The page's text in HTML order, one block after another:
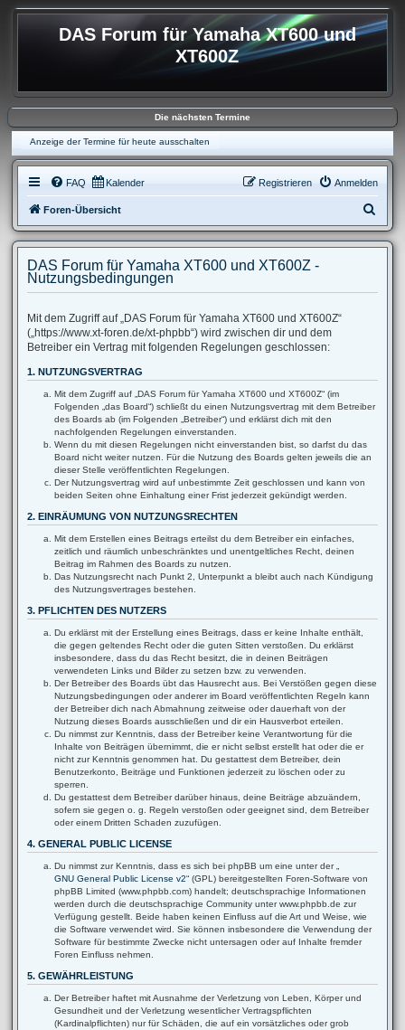
DAS Forum für Yamaha XT600 und
XT600Z
Die nächsten Termine
Anzeige der Termine für heute ausschalten
FAQ Kalender Anmelden
Registrieren
Foren-Übersicht
u
e
DAS Forum für Yamaha XT600 und XT600Z -
Nutzungsbedingungen
Mit dem Zugriff auf „DAS Forum für Yamaha XT600 und XT600Z“
(„https://www.xt-foren.de/xt-phpbb“) wird zwischen dir und dem
Betreiber ein Vertrag mit folgenden Regelungen geschlossen:
1. NUTZUNGSVERTRAG
Mit dem Zugriff auf „DAS Forum für Yamaha XT600 und XT600Z“ (im
Folgenden „das Board“) schließt du einen Nutzungsvertrag mit dem Betreiber
des Boards ab (im Folgenden „Betreiber“) und erklärst dich mit den
nachfolgenden Regelungen einverstanden.
Wenn du mit diesen Regelungen nicht einverstanden bist, so darfst du das
Board nicht weiter nutzen. Für die Nutzung des Boards gelten jeweils die an
dieser Stelle veröffentlichten Regelungen.
Der Nutzungsvertrag wird auf unbestimmte Zeit geschlossen und kann von
beiden Seiten ohne Einhaltung einer Frist jederzeit gekündigt werden.
2. EINRÄUMUNG VON NUTZUNGSRECHTEN
Mit dem Erstellen eines Beitrags erteilst du dem Betreiber ein einfaches,
zeitlich und räumlich unbeschränktes und unentgeltliches Recht, deinen
Beitrag im Rahmen des Boards zu nutzen.
Das Nutzungsrecht nach Punkt 2, Unterpunkt a bleibt auch nach Kündigung
des Nutzungsvertrages bestehen.
3. PFLICHTEN DES NUTZERS
Du erklärst mit der Erstellung eines Beitrags, dass er keine Inhalte enthält,
die gegen geltendes Recht oder die guten Sitten verstoßen. Du erklärst
insbesondere, dass du das Recht besitzt, die in deinen Beiträgen
verwendeten Links und Bilder zu setzen bzw. zu verwenden.
Der Betreiber des Boards übt das Hausrecht aus. Bei Verstößen gegen diese
Nutzungsbedingungen oder anderer im Board veröffentlichten Regeln kann
der Betreiber dich nach Abmahnung zeitweise oder dauerhaft von der
Nutzung dieses Boards ausschließen und dir ein Hausverbot erteilen.
Du nimmst zur Kenntnis, dass der Betreiber keine Verantwortung für die
Inhalte von Beiträgen übernimmt, die er nicht selbst erstellt hat oder die er
nicht zur Kenntnis genommen hat. Du gestattest dem Betreiber, dein
Benutzerkonto, Beiträge und Funktionen jederzeit zu löschen oder zu
sperren.
Du gestattest dem Betreiber darüber hinaus, deine Beiträge abzuändern,
sofern sie gegen o. g. Regeln verstoßen oder geeignet sind, dem Betreiber
oder einem Dritten Schaden zuzufügen.
4. GENERAL PUBLIC LICENSE
Du nimmst zur Kenntnis, dass es sich bei phpBB um eine unter der „
GNU General Public License v2“ (GPL) bereitgestellten Foren-Software von
phpBB Limited (www.phpbb.com) handelt; deutschsprachige Informationen
werden durch die deutschsprachige Community unter www.phpbb.de zur
Verfügung gestellt. Beide haben keinen Einfluss auf die Art und Weise, wie
die Software verwendet wird. Sie können insbesondere die Verwendung der
Software für bestimmte Zwecke nicht untersagen oder auf Inhalte fremder
Foren Einfluss nehmen.
5. GEWÄHRLEISTUNG
Der Betreiber haftet mit Ausnahme der Verletzung von Leben, Körper und
Gesundheit und der Verletzung wesentlicher Vertragspflichten
(Kardinalpflichten) nur für Schäden, die auf ein vorsätzliches oder grob